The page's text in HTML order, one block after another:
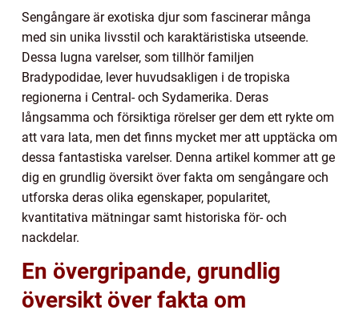
Sengångare är exotiska djur som fascinerar många
med sin unika livsstil och karaktäristiska utseende.
Dessa lugna varelser, som tillhör familjen
Bradypodidae, lever huvudsakligen i de tropiska
regionerna i Central- och Sydamerika. Deras
långsamma och försiktiga rörelser ger dem ett rykte om
att vara lata, men det finns mycket mer att upptäcka om
dessa fantastiska varelser. Denna artikel kommer att ge
dig en grundlig översikt över fakta om sengångare och
utforska deras olika egenskaper, popularitet,
kvantitativa mätningar samt historiska för- och
nackdelar.
En övergripande, grundlig
översikt över fakta om